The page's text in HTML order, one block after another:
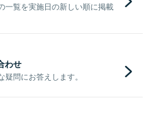
一覧を実施日の新しい順に掲載
わせ
問にお答えします。